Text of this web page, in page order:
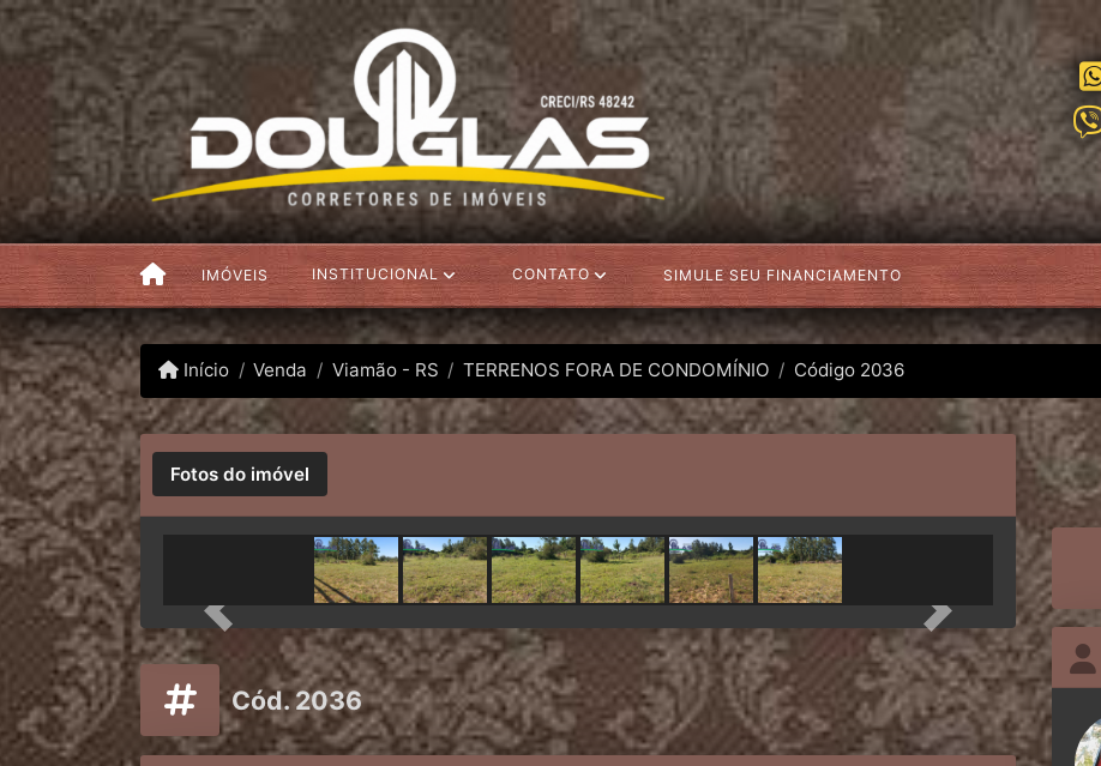
IMÓVEIS INSTITUCIONAL CONTATO SIMULE SEU FINANCIAMENTO
Início Venda Viamão - RS TERRENOS FORA DE CONDOMÍNIO Código 2036
Fotos do imóvel
Previous Next
Cód. 2036